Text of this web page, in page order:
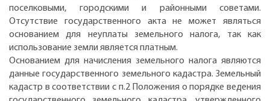
поселковыми, городскими и районными советами.
Отсутствие государственного акта не может являться
основанием для неуплаты земельного налога, так как
использование земли является платным.
Основанием для начисления земельного налога являются
данные государственного земельного кадастра. Земельный
кадастр в соответствии с п.2 Положения о порядке ведения